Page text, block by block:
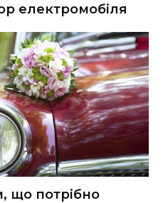
електромобіля
що потрібно